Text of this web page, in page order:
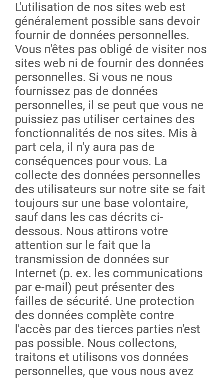
L'utilisation de nos sites web est
généralement possible sans devoir
fournir de données personnelles.
Vous n'êtes pas obligé de visiter nos
sites web ni de fournir des données
personnelles. Si vous ne nous
fournissez pas de données
personnelles, il se peut que vous ne
puissiez pas utiliser certaines des
fonctionnalités de nos sites. Mis à
part cela, il n'y aura pas de
conséquences pour vous. La
collecte des données personnelles
des utilisateurs sur notre site se fait
toujours sur une base volontaire,
sauf dans les cas décrits ci-
dessous. Nous attirons votre
attention sur le fait que la
transmission de données sur
Internet (p. ex. les communications
par e-mail) peut présenter des
failles de sécurité. Une protection
des données complète contre
l'accès par des tierces parties n'est
pas possible. Nous collectons,
traitons et utilisons vos données
personnelles, que vous nous avez